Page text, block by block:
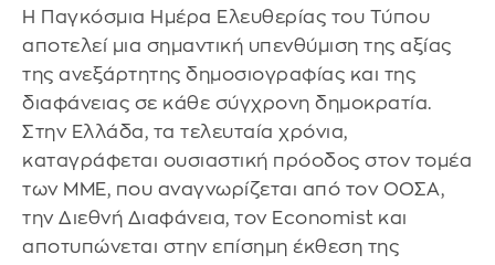
Η Παγκόσμια Ημέρα Ελευθερίας του Τύπου
αποτελεί μια σημαντική υπενθύμιση της αξίας
της ανεξάρτητης δημοσιογραφίας και της
διαφάνειας σε κάθε σύγχρονη δημοκρατία.
Στην Ελλάδα, τα τελευταία χρόνια,
καταγράφεται ουσιαστική πρόοδος στον τομέα
των ΜΜΕ, που αναγνωρίζεται από τον ΟΟΣΑ,
την Διεθνή Διαφάνεια, τον Economist και
αποτυπώνεται στην επίσημη έκθεση της